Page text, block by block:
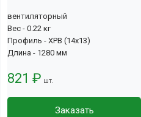
вентиляторный
Вес - 0.22 кг
Профиль - XPB (14x13)
Длина - 1280 мм
821 ₽ шт.
Заказать